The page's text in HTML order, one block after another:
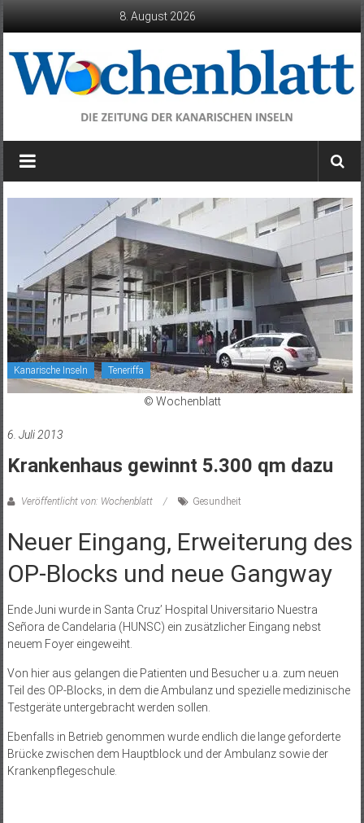
8. August 2026
Wochenblatt
die
Kanarischen
Kanarische Inseln Teneriffa
© Wochenblatt
6. Juli 2013
Krankenhaus gewinnt 5.300 qm dazu
Veröffentlicht von: Wochenblatt Gesundheit
Neuer Eingang, Erweiterung des
OP-Blocks und neue Gangway
Ende Juni wurde in Santa Cruz’ Hospital Universitario Nuestra
Señora de Candelaria (HUNSC) ein zusätzlicher Eingang nebst
neuem Foyer eingeweiht.
Von hier aus gelangen die Patienten und Besucher u.a. zum neuen
Teil des OP-Blocks, in dem die Ambulanz und spezielle medizinische
Testgeräte untergebracht werden sollen.
Ebenfalls in Betrieb genommen wurde endlich die lange geforderte
Brücke zwischen dem Hauptblock und der Ambulanz sowie der
Krankenpflegeschule.